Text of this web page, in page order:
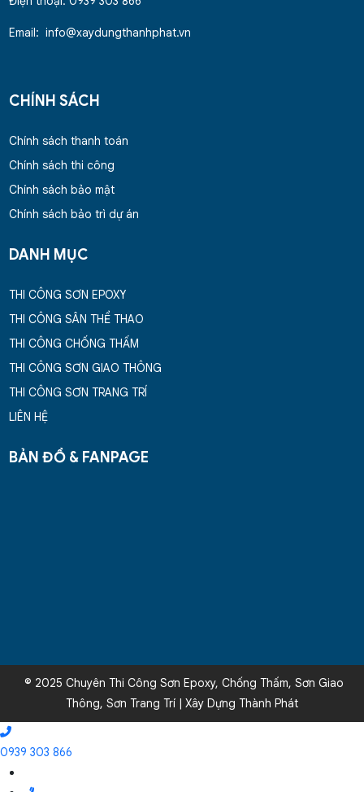
Email: info@xaydungthanhphat.vn
CHÍNH SÁCH
Chính sách thanh toán
Chính sách thi công
Chính sách bảo mật
Chính sách bảo trì dự án
DANH MỤC
THI CÔNG SƠN EPOXY
THI CÔNG SÂN THỂ THAO
THI CÔNG CHỐNG THẤM
THI CÔNG SƠN GIAO THÔNG
THI CÔNG SƠN TRANG TRÍ
LIÊN HỆ
BẢN ĐỒ & FANPAGE
© 2025 Chuyên Thi Công Sơn Epoxy, Chống Thấm, Sơn Giao
Thông, Sơn Trang Trí | Xây Dựng Thành Phát
0939 303 866